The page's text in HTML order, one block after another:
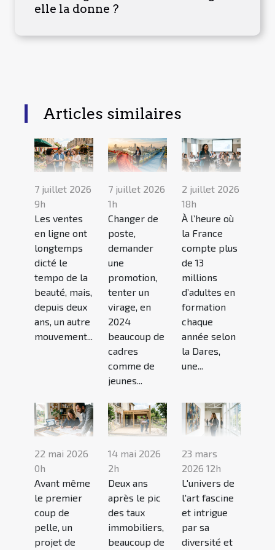
elle la donne ?
Articles similaires
7 juillet 2026
9h
Les ventes
en ligne ont
longtemps
dicté le
tempo de la
beauté, mais,
depuis deux
ans, un autre
mouvement...
7 juillet 2026
1h
Changer de
poste,
demander
une
promotion,
tenter un
virage, en
2024
beaucoup de
cadres
comme de
jeunes...
2 juillet 2026
18h
À l’heure où
la France
compte plus
de 13
millions
d’adultes en
formation
chaque
année selon
la Dares,
une...
22 mai 2026
0h
Avant même
le premier
coup de
pelle, un
projet de
14 mai 2026
2h
Deux ans
après le pic
des taux
immobiliers,
beaucoup de
23 mars
2026 12h
L'univers de
l'art fascine
et intrigue
par sa
diversité et